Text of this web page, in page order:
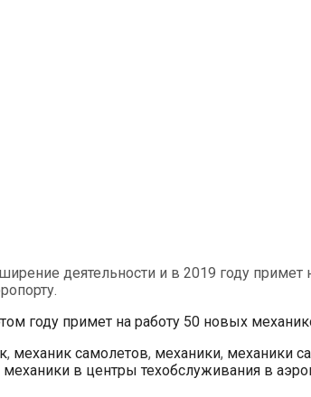
деятельности и в 2019 году
году примет на работу 50 новых
, механик самолетов, механики, механики
механики в центры техобслуживания в